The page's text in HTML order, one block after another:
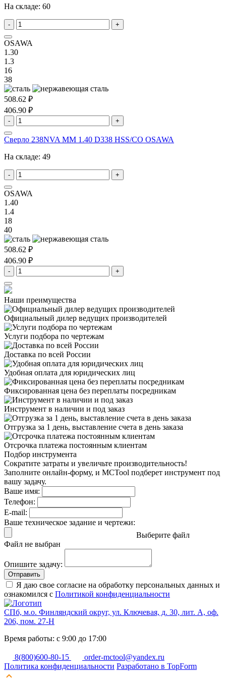
На складе: 60
- +
OSAWA
1.30
1.3
16
38
508.62 ₽
406.90 ₽
- +
Сверло 238NVA MM 1.40 D338 HSS/CO OSAWA
На складе: 49
- +
OSAWA
1.40
1.4
18
40
508.62 ₽
406.90 ₽
- +
Наши преимущества
Официальный дилер ведущих производителей
Услуги подбора по чертежам
Доставка по всей России
Удобная оплата для юридических лиц
Фиксированная цена без переплаты посредникам
Инструмент в наличии и под заказ
Отгрузка за 1 день, выставление счета в день заказа
Отсрочка платежа постоянным клиентам
Подбор инструмента
Сократите затраты и увеличьте производительность!
Заполните онлайн-форму, и MCTool подберет инструмент под
вашу задачу.
Ваше имя:
Телефон:
E-mail:
Ваше техническое задание и чертежи:
Выберите файл
Файл не выбран
Опишите задачу:
Отправить
Я даю свое согласие на обработку персональных данных и
ознакомился с Политикой конфиденциальности
СПб, м.о. Финляндский округ, ул. Ключевая, д. 30, лит. А, оф.
206, пом. 27-Н
Время работы: с 9:00 до 17:00
8(800)600-80-15
order-mctool@yandex.ru
Политика конфиденциальности Разработано в TopForm